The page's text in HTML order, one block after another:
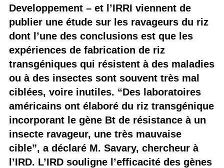
Developpement – et l’IRRI viennent de
publier une étude sur les ravageurs du riz
dont l’une des conclusions est que les
expériences de fabrication de riz
transgéniques qui résistent à des maladies
ou à des insectes sont souvent très mal
ciblées, voire inutiles. “Des laboratoires
américains ont élaboré du riz transgénique
incorporant le gène Bt de résistance à un
insecte ravageur, une très mauvaise
cible”, a déclaré M. Savary, chercheur à
l’IRD. L’IRD souligne l’efficacité des gènes